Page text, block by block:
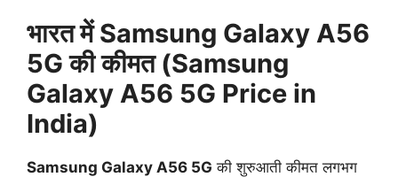
भारत मेंSamsung Galaxy A56
5G की कीमत (Samsung
Galaxy A56 5G Price in
India)
Samsung Galaxy A56 5G की शुरुआती कीमत लगभग